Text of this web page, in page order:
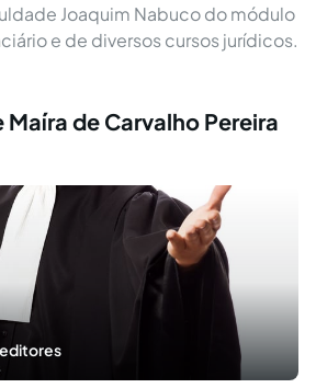
Joaquim Nabuco do módulo
e de diversos cursos jurídicos.
de Carvalho Pereira